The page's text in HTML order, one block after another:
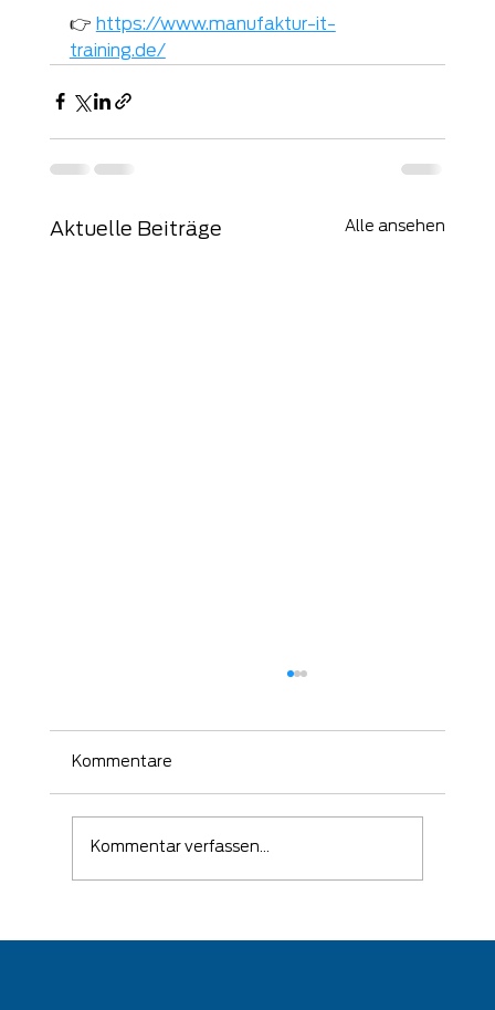
👉 https://www.manufaktur-it-
training.de/
Aktuelle Beiträge Alle ansehen
Kommentare
Kommentar verfassen...